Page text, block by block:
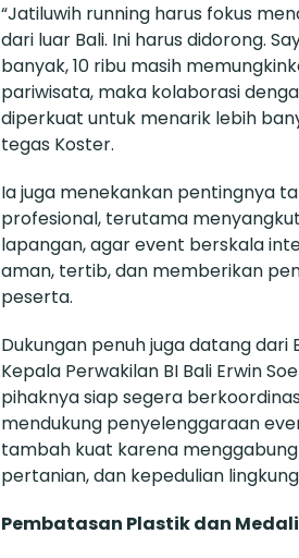
“Jatiluwih running harus fokus
dari luar Bali. Ini harus didorong.
banyak, 10 ribu masih
pariwisata, maka kolaborasi
diperkuat untuk menarik lebih
tegas Koster.
Ia juga menekankan pentingnya
profesional, terutama
lapangan, agar event berskala
aman, tertib, dan memberikan
peserta.
Dukungan penuh juga datang dari
Kepala Perwakilan BI Bali Erwin
pihaknya siap segera
mendukung penyelenggaraan
tambah kuat karena
pertanian, dan kepedulian
Pembatasan Plastik dan